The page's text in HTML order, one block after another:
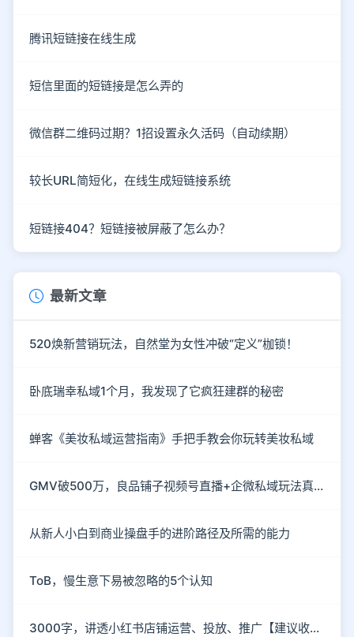
腾讯短链接在线生成
短信里面的短链接是怎么弄的
微信群二维码过期？1招设置永久活码（自动续期）
较长URL简短化，在线生成短链接系统
短链接404？短链接被屏蔽了怎么办？
最新文章
520焕新营销玩法，自然堂为女性冲破“定义”枷锁！
卧底瑞幸私域1个月，我发现了它疯狂建群的秘密
蝉客《美妆私域运营指南》手把手教会你玩转美妆私域
GMV破500万，良品铺子视频号直播+企微私域玩法真硬核
从新人小白到商业操盘手的进阶路径及所需的能力
ToB，慢生意下易被忽略的5个认知
3000字，讲透小红书店铺运营、投放、推广【建议收藏】